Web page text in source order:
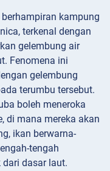
kampung
terkenal dengan
gelembung air
Fenomena ini
gelembung
terumbu tersebut.
boleh meneroka
di mana mereka akan
ikan berwarna-
tengah
dasar laut.